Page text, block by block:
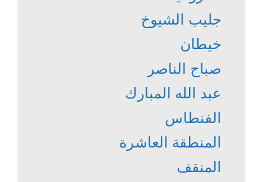
جليب الشيوخ
خيطان
صباح الناصر
عبد الله المبارك
الفنطاس
المنطقة العاشرة
المنقف